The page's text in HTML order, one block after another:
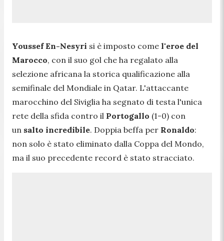
Youssef En-Nesyri si è imposto come l'eroe del
Marocco, con il suo gol che ha regalato alla
selezione africana la storica qualificazione alla
semifinale del Mondiale in Qatar. L'attaccante
marocchino del Siviglia ha segnato di testa l'unica
rete della sfida contro il Portogallo (1-0) con
un salto incredibile. Doppia beffa per Ronaldo:
non solo è stato eliminato dalla Coppa del Mondo,
ma il suo precedente record è stato stracciato.